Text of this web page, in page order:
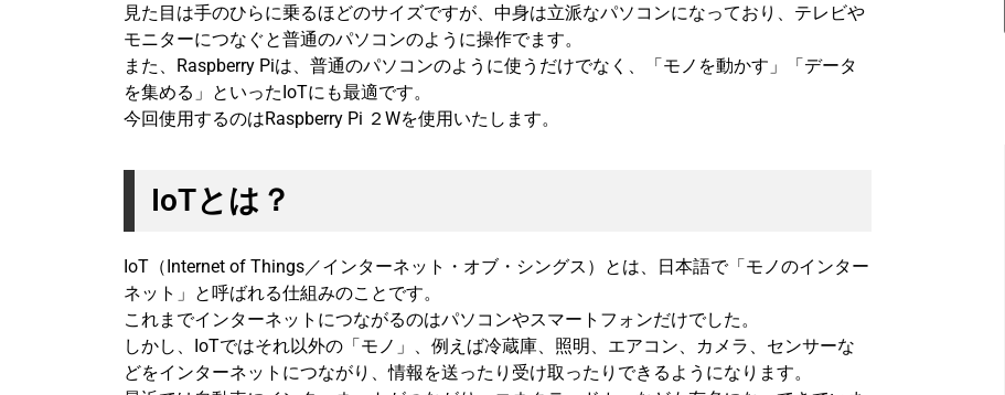
見た目は手のひらに乗るほどのサイズですが、中身は立派なパソコンになっており、テレビや
モニターにつなぐと普通のパソコンのように操作でます。
また、 Raspberry Piは、普通のパソコンのように使うだけでなく、
「モノを動かす」「データ
を集める」といったIoTにも最適です。
今回使用するのはRaspberry Pi ２Wを使用いたします。
IoTとは？
IoT（Internet of Things／インターネット・オブ・シングス）とは、日本語で「モノのインター
ネット」と呼ばれる仕組みのことです。
これまでインターネットにつながるのはパソコンやスマートフォンだけでした。
しかし、IoTではそれ以外の「モノ」、例えば冷蔵庫、照明、エアコン、カメラ、センサーな
どをインターネットにつながり、情報を送ったり受け取ったりできるようになります。